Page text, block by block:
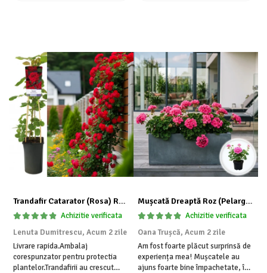
Trandafir Catarator (Rosa) Red Climber - 75cm
Achizitie verificata
Lenuta Dumitrescu, Acum 2 zile
Livrare rapida.Ambalaj
corespunzator pentru protectia
plantelor.Trandafirii au crescut
Mușcată Dreaptă Roz (Pelargonium Zonale)
Achizitie verificata
Oana Trușcă, Acum 2 zile
Am fost foarte plăcut surprinsă de
experiența mea! Mușcatele au
ajuns foarte bine împachetate, în